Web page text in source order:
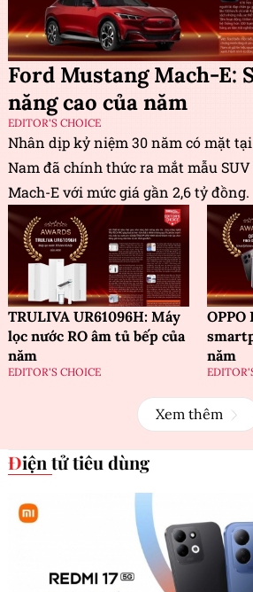
Ford Mustang Mach-E:
năng cao của năm
EDITOR'S CHOICE
Nhân dịp kỷ niệm 30 năm có mặt
Nam đã chính thức ra mắt mẫu
Mach-E với mức giá gần 2,6 tỷ đồng.
TRULIVA UR61096H: Máy
lọc nước RO âm tủ bếp của
năm
EDITOR'S CHOICE
OPPO
năm
Xem thêm
Điện tử tiêu dùng